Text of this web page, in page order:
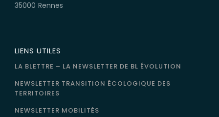
35000 Rennes
LIENS UTILES
LA BLETTRE – LA NEWSLETTER DE BL ÉVOLUTION
NEWSLETTER TRANSITION ÉCOLOGIQUE DES
TERRITOIRES
NEWSLETTER MOBILITÉS